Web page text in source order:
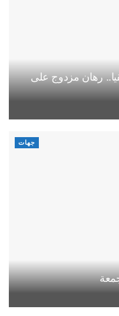
رهان مزدوج على
جهات